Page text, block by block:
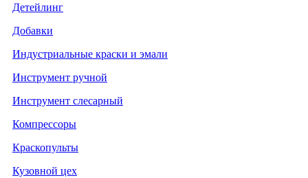
Детейлинг
Добавки
Индустриальные краски и эмали
Инструмент ручной
Инструмент слесарный
Компрессоры
Краскопульты
Кузовной цех